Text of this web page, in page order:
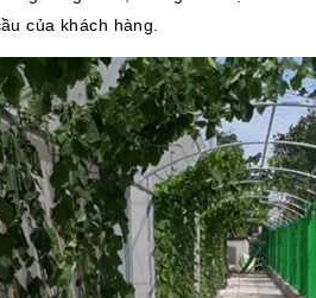
của khách hàng.